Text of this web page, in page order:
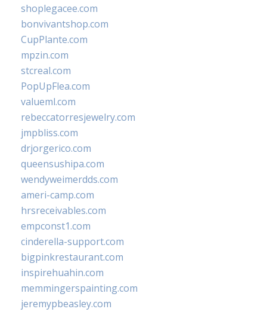
shoplegacee.com
bonvivantshop.com
CupPlante.com
mpzin.com
stcreal.com
PopUpFlea.com
valueml.com
rebeccatorresjewelry.com
jmpbliss.com
drjorgerico.com
queensushipa.com
wendyweimerdds.com
ameri-camp.com
hrsreceivables.com
empconst1.com
cinderella-support.com
bigpinkrestaurant.com
inspirehuahin.com
memmingerspainting.com
jeremypbeasley.com